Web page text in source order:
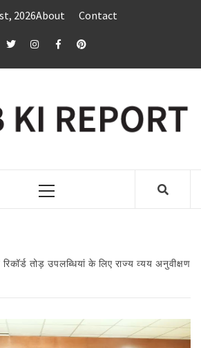
2026About Contact
twitterInstagramFacebookPinterest
Primary
रिकॉर्ड तोड़ उपलब्धियां के लिए राज्य व्यय अनुवीक्षण